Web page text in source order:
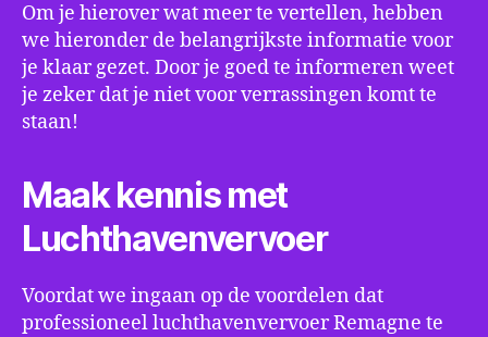
Om je hierover wat meer te vertellen, hebben
we hieronder de belangrijkste informatie voor
je klaar gezet. Door je goed te informeren weet
je zeker dat je niet voor verrassingen komt te
staan!
Maak kennis met
Luchthavenvervoer
Voordat we ingaan op de voordelen dat
professioneel luchthavenvervoer Remagne te